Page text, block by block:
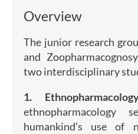
Overview
The junior research
and
two interdisciplinary
1.
ethnopharmacology
humankind’s use of